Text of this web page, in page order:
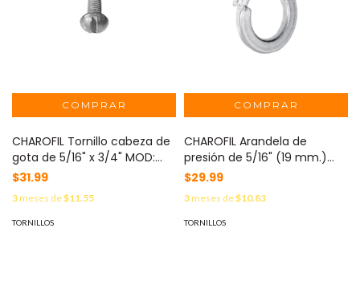
CHAROFIL Tornillo cabeza de
gota de 5/16" x 3/4" MOD:
CH-TCG-7-19
$31.99
3meses de$11.55
TORNILLOS
CHAROFIL Arandela de
presión de 5/16" (19 mm.)
MOD: CH-ARD-PS-7
$29.99
3meses de$10.83
TORNILLOS